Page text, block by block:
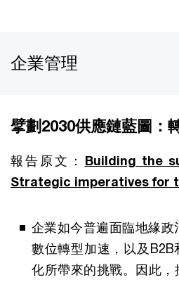
企業管理
擘劃2030供應鏈藍圖：
報告原文： Building the
Strategic imperatives for
企業如今普遍面臨地緣政
數位轉型加速，以及
化所帶來的挑戰。因此